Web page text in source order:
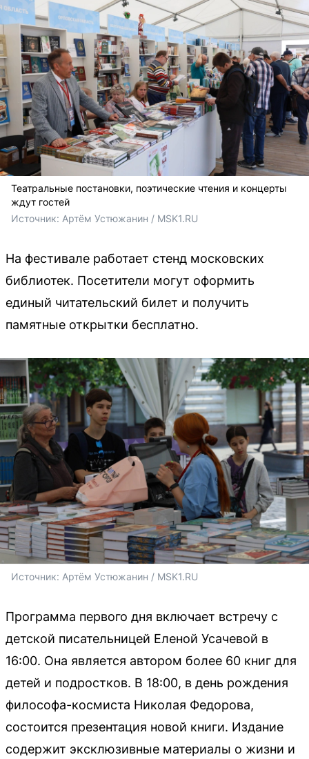
Театральные постановки, поэтические чтения и концерты
ждут гостей
Источник: Артём Устюжанин / MSK1.RU
На фестивале работает стенд московских
библиотек. Посетители могут оформить
единый читательский билет и получить
памятные открытки бесплатно.
Источник: Артём Устюжанин / MSK1.RU
Программа первого дня включает встречу с
детской писательницей Еленой Усачевой в
16:00. Она является автором более 60 книг для
детей и подростков. В 18:00, в день рождения
философа-космиста Николая Федорова,
состоится презентация новой книги. Издание
содержит эксклюзивные материалы о жизни и